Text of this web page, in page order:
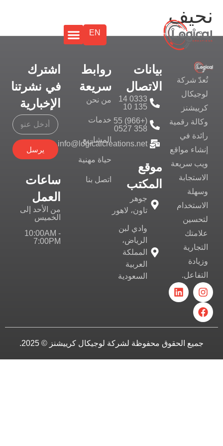
EN
نحيف
تُعدّ شركة
لوجيكال
كرييشنز
وكالة رقمية
رائدة في
إنشاء مواقع
ويب سريعة
الاستجابة
وسهلة
الاستخدام
لتحسين
علامتك
التجارية
وزيادة
التفاعل.
بيانات
الاتصال
0333 14
135 10
(+966) 55
358 0527
info@logicalcreations.net
موقع
المكتب
جوهر
تاون، لاهور
وادي لبن
الرياض،
المملكة
العربية
السعودية
روابط
سريعة
من نحن
خدمات
المشاريع
حياة مهنية
اتصل بنا
اشترك
في نشرتنا
الإخبارية
يرسل
ساعات
العمل
من الأحد إلى
الخميس
10:00AM -
7:00PM
جميع الحقوق محفوظة لشركة لوجيكال كرييشنز © 2025.